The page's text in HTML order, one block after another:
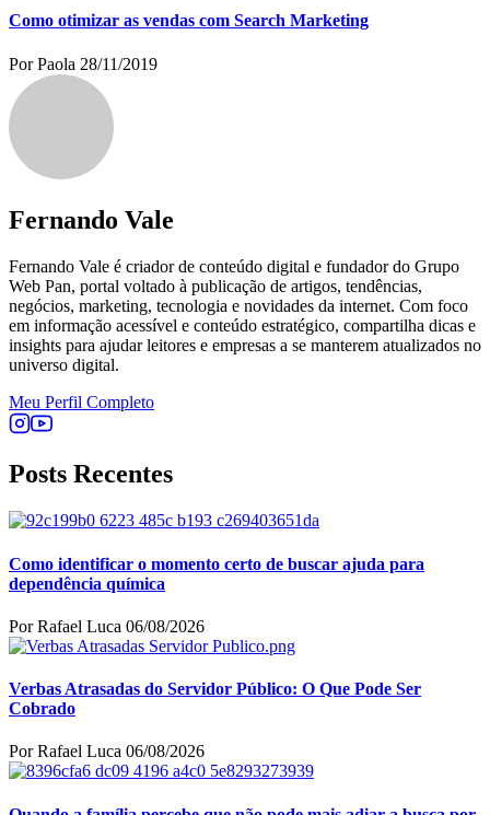
Como otimizar as vendas com Search Marketing
Por Paola 28/11/2019
Fernando Vale
Fernando Vale é criador de conteúdo digital e fundador do Grupo
Web Pan, portal voltado à publicação de artigos, tendências,
negócios, marketing, tecnologia e novidades da internet. Com foco
em informação acessível e conteúdo estratégico, compartilha dicas e
insights para ajudar leitores e empresas a se manterem atualizados no
universo digital.
Meu Perfil Completo
Posts Recentes
Como identificar o momento certo de buscar ajuda para
dependência química
Por Rafael Luca 06/08/2026
Verbas Atrasadas do Servidor Público: O Que Pode Ser
Cobrado
Por Rafael Luca 06/08/2026